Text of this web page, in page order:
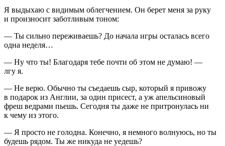
Я выдыхаю с видимым облегчением. Он берет меня за руку
и произносит заботливым тоном:
— Ты сильно переживаешь? До начала игры осталась всего
одна неделя…
— Ну что ты! Благодаря тебе почти об этом не думаю! —
лгу я.
— Не верю. Обычно ты съедаешь сыр, который я привожу
в подарок из Англии, за один присест, а уж апельсиновый
фреш ведрами пьешь. Сегодня ты даже не притронулась ни
к чему из этого.
— Я просто не голодна. Конечно, я немного волнуюсь, но ты
будешь рядом. Ты же никуда не уедешь?